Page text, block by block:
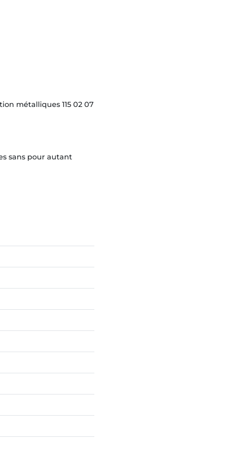
métalliques 115 02 07
sans pour autant